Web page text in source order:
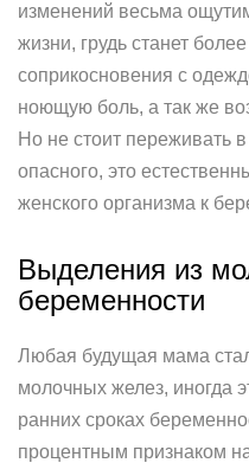
изменений весьма
жизни, грудь станет
соприкосновения с
ноющую боль, а так же
Но не стоит переживать
опасного, это
женского организма к
Выделения из
беременности
Любая будущая мама
молочных желез, иногда
ранних сроках
процентным признаком